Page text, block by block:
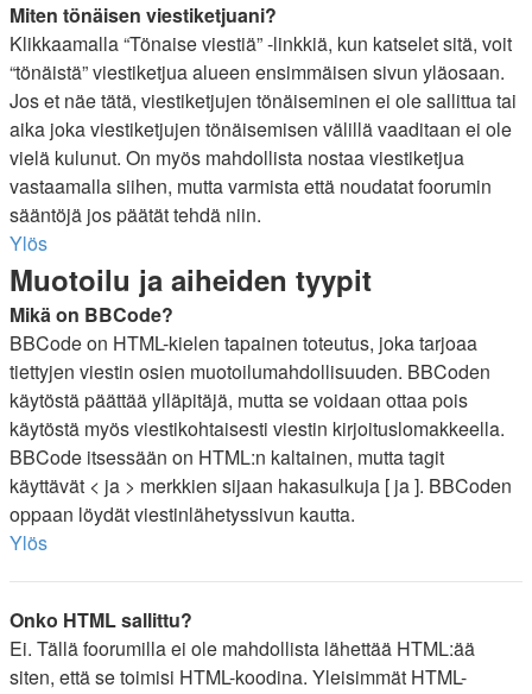
Miten tönäisen viestiketjuani?
Klikkaamalla “Tönaise viestiä” -linkkiä, kun katselet sitä, voit
“tönäistä” viestiketjua alueen ensimmäisen sivun yläosaan.
Jos et näe tätä, viestiketjujen tönäiseminen ei ole sallittua tai
aika joka viestiketjujen tönäisemisen välillä vaaditaan ei ole
vielä kulunut. On myös mahdollista nostaa viestiketjua
vastaamalla siihen, mutta varmista että noudatat foorumin
sääntöjä jos päätät tehdä niin.
Ylös
Muotoilu ja aiheiden tyypit
Mikä on BBCode?
BBCode on HTML-kielen tapainen toteutus, joka tarjoaa
tiettyjen viestin osien muotoilumahdollisuuden. BBCoden
käytöstä päättää ylläpitäjä, mutta se voidaan ottaa pois
käytöstä myös viestikohtaisesti viestin kirjoituslomakkeella.
BBCode itsessään on HTML:n kaltainen, mutta tagit
käyttävät < ja > merkkien sijaan hakasulkuja [ ja ]. BBCoden
oppaan löydät viestinlähetyssivun kautta.
Ylös
Onko HTML sallittu?
Ei. Tällä foorumilla ei ole mahdollista lähettää HTML:ää
siten, että se toimisi HTML-koodina. Yleisimmät HTML-